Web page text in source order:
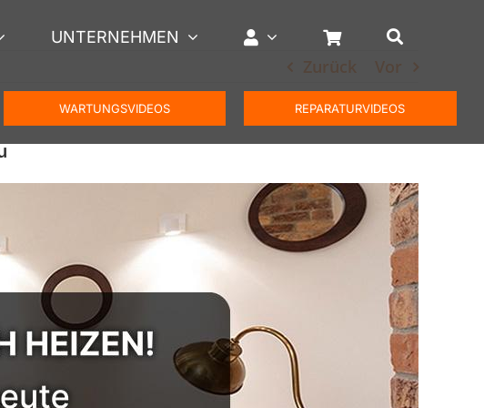
UNTERNEHMEN
WARTUNGSVIDEOS REPARATURVIDEOS
Zurück Vor